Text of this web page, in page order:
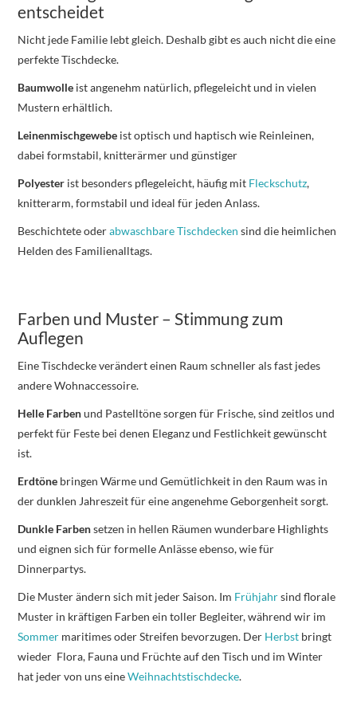
entscheidet
Nicht jede Familie lebt gleich. Deshalb gibt es auch nicht die eine
perfekte Tischdecke.
Baumwolle ist angenehm natürlich, pflegeleicht und in vielen
Mustern erhältlich.
Leinenmischgewebe ist optisch und haptisch wie Reinleinen,
dabei formstabil, knitterärmer und günstiger
Polyester ist besonders pflegeleicht, häufig mit Fleckschutz,
knitterarm, formstabil und ideal für jeden Anlass.
Beschichtete oderabwaschbare Tischdecken sind die heimlichen
Helden des Familienalltags.
Farben und Muster – Stimmung zum
Auflegen
Eine Tischdecke verändert einen Raum schneller als fast jedes
andere Wohnaccessoire.
Helle Farbenund Pastelltöne sorgen für Frische, sind zeitlos und
perfekt für Feste bei denen Eleganz und Festlichkeit gewünscht
ist.
Erdtöne bringen Wärme und Gemütlichkeit in den Raum was in
der dunklen Jahreszeit für eine angenehme Geborgenheit sorgt.
Dunkle Farbensetzen in hellen Räumen wunderbare Highlights
und eignen sich für formelle Anlässe ebenso, wie für
Dinnerpartys.
Die Muster ändern sich mit jeder Saison. Im Frühjahrsind florale
Muster in kräftigen Farben ein toller Begleiter, während wir im
Sommer maritimes oder Streifen bevorzugen. Der Herbst bringt
wieder Flora, Fauna und Früchte auf den Tisch und im Winter
hat jeder von uns eineWeihnachtstischdecke.